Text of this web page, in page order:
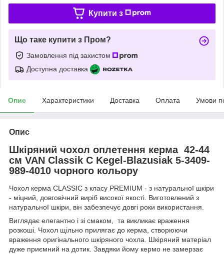
Купити з
Що таке купити з Пром?
Замовлення під захистом
Доступна доставка
Опис Характеристики Доставка Оплата Умови
Опис
Шкіряний чохол оплетення керма 42-44
см VAN Classik С Kegel-Blazusiak 5-3409-
989-4010 чорного кольору
Чохол керма CLASSIC з класу PREMIUM - з натуральної шкіри
- міцний, довговічний виріб високої якості. Виготовлений з
натуральної шкіри, він забезпечує довгі роки використання.
Виглядає елегантно і зі смаком, та викликає враження
розкоші. Чохол щільно прилягає до керма, створюючи
враження оригінального шкіряного чохла. Шкіряний матеріал
дуже приємний на дотик. Завдяки йому кермо не замерзає